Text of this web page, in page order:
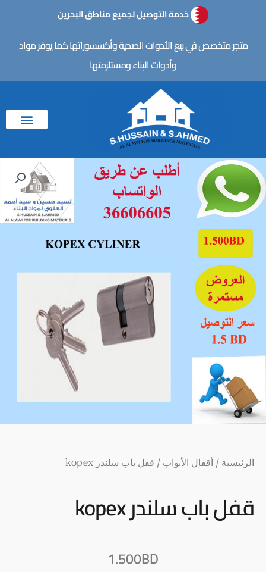
المحتوى
خدمة التوصيل لجميع مناطق البحرين
متجر متخصص في بيع الأدوات الصحية وأكسسوراتها كما يوفر مواد
وأدوات البناء ومستلزمتها
الرئيسية / أقفال الأبواب / قفل باب سلندر kopex
قفل باب سلندر kopex
1.500BD